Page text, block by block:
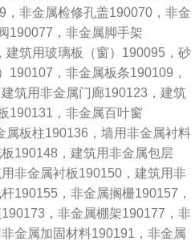
非金属检修孔盖190070，非金
190077，非金属脚手架
筑用玻璃板（窗）190095，砂
，非金属板条190109，
筑用非金属门廊190123，建筑
190131，非金属百叶窗
板柱190136，墙用非金属衬料
190148，建筑用非金属包层
非金属衬板190150，建筑用非
190155，非金属搁栅190157，
，非金属棚架190177，非
金属加固材料190191，非金属